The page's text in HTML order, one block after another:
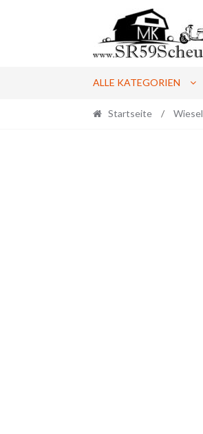
navigation
content
ALLE KATEGORIEN
Startseite / Wiesel